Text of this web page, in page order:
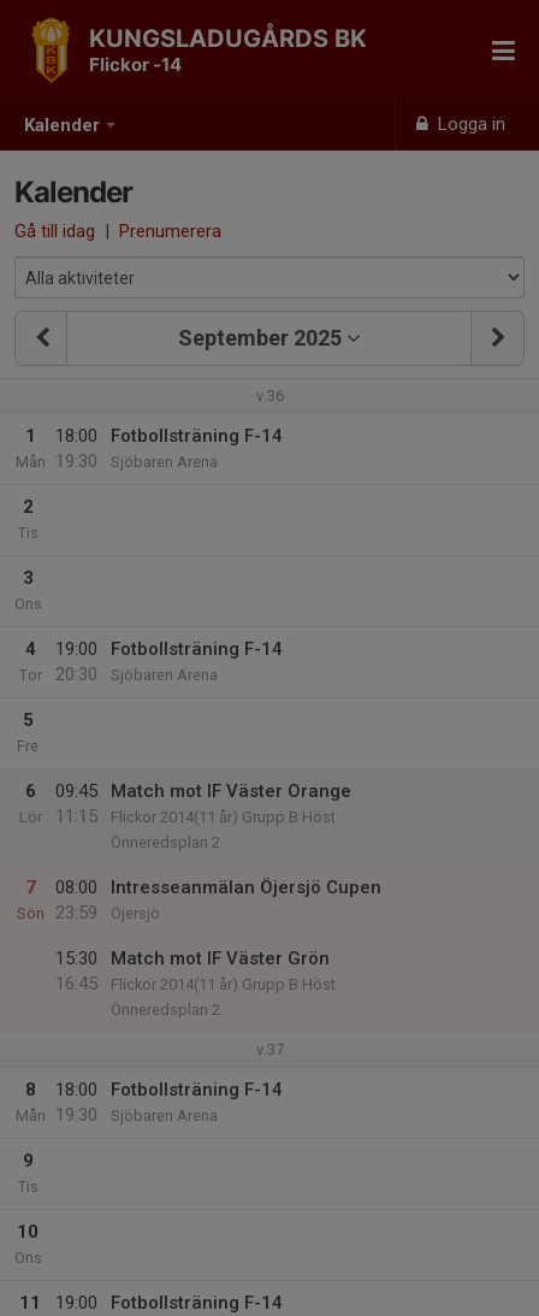
Kalender Logga in
KUNGSLADUGÅRDS BK
Flickor -14
Kalender
Gå till idag | Prenumerera
September 2025
v.36
1
Mån
18:00
19:30
Fotbollsträning F-14
Sjöbaren Arena
2
Tis
3
Ons
4
Tor
19:00
20:30
Fotbollsträning F-14
Sjöbaren Arena
5
Fre
6
Lör
09:45
11:15
Match mot IF Väster Orange
Flickor 2014(11 år) Grupp B Höst
Önneredsplan 2
7
Sön
08:00
23:59
Intresseanmälan Öjersjö Cupen
Öjersjö
15:30
16:45
Match mot IF Väster Grön
Flickor 2014(11 år) Grupp B Höst
Önneredsplan 2
v.37
8
Mån
18:00
19:30
Fotbollsträning F-14
Sjöbaren Arena
9
Tis
10
Ons
11
19:00
Fotbollsträning F-14